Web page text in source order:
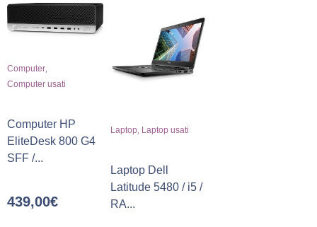
Computer
Computer usati
Computer HP
EliteDesk 800 G4
SFF /...
439,00€
Laptop, Laptop usati
Laptop Dell
Latitude 5480 / i5 /
RA...